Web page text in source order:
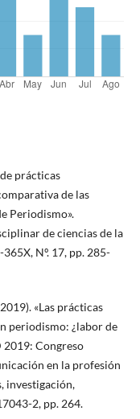
prácticas
de las
Periodismo».
de ciencias de la
Nº. 17, pp. 285-
«Las prácticas
periodismo: ¿labor de
2019: Congreso
en la profesión
investigación,
2, pp. 264.